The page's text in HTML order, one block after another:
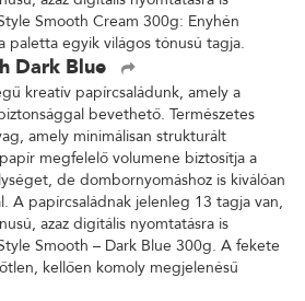
Smooth Cream 300g: Enyhén
paletta egyik világos tónusú tagja.
Dark Blue
kreatív papírcsaládunk, amely a
bevethető. Természetes
amely minimálisan strukturált
megfelelő volumene biztosítja a
de dombornyomáshoz is kiválóan
A papírcsaládnak jelenleg 13 tagja van,
azaz digitális nyomtatásra is
Smooth – Dark Blue 300g. A fekete
kellően komoly megjelenésű